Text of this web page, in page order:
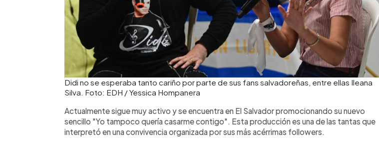
Didi no se esperaba tanto cariño por parte de sus fans salvadoreñas, entre ellas Ileana
Silva. Foto: EDH / Yessica Hompanera
Actualmente sigue muy activo y se encuentra en El Salvador promocionando su nuevo
sencillo "Yo tampoco quería casarme contigo". Esta producción es una de las tantas que
interpretó en una convivencia organizada por sus más acérrimas followers.